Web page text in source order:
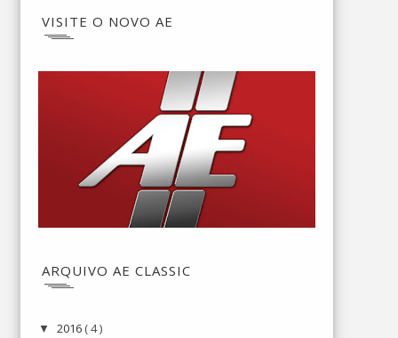
VISITE O NOVO AE
ARQUIVO AE CLASSIC
▼ 2016 ( 4 )